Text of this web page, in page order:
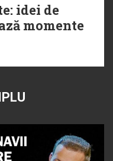
idei de
momente